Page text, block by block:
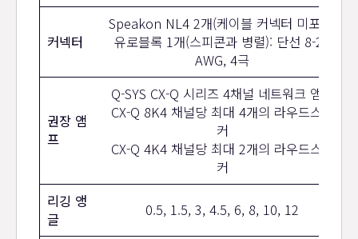
커넥터
Speakon NL4 2개(케이블 커넥터 미포함)
유로블록 1개(스피콘과 병렬): 단선 8-24
AWG, 4극
권장 앰
프
Q-SYS CX-Q 시리즈 4채널 네트워크 앰프
CX-Q 8K4 채널당 최대 4개의 라우드스피
커
CX-Q 4K4 채널당 최대 2개의 라우드스피
커
리깅 앵
글
0.5, 1.5, 3, 4.5, 6, 8, 10, 12